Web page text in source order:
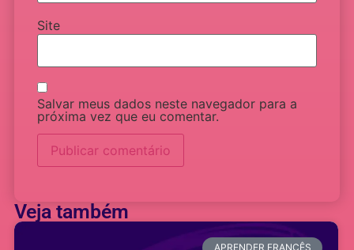
Site
Salvar meus dados neste navegador para a
próxima vez que eu comentar.
Veja também
APRENDER FRANCÊS